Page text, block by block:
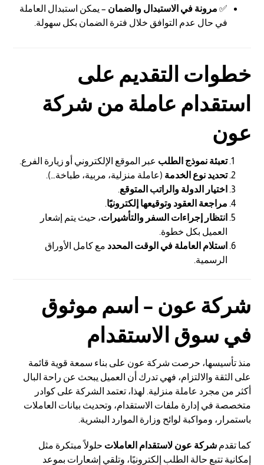
✅ مرونة في الاستبدال والضمان – يمكن استبدال العاملة
في حال عدم التوافق خلال فترة الضمان بكل سهولة.
خطوات التقديم على
استقدام عاملة من شركة
عون
تعبئة نموذج الطلب عبر الموقع الإلكتروني أو زيارة الفرع.
تحديد نوع الخدمة (عاملة منزلية، مربية، طباخة…).
اختيار الدولة والراتب المتوقع.
مراجعة العقود وتوقيعها إلكترونيًا.
انتظار إجراءات السفر والتأشيرات، حيث يتم إشعار
العميل بكل خطوة.
استلام العاملة في الوقت المحدد مع كامل الأوراق
الرسمية.
شركة عون – اسم موثوق
في سوق الاستقدام
منذ تأسيسها، حرصت شركة عون على بناء سمعة قوية قائمة
على الثقة والالتزام، فهي تدرك أن العميل يبحث عن راحة البال
أكثر من مجرد عاملة منزلية. لهذا، تعتمد الشركة على كوادر
متخصصة في إدارة ملفات الاستقدام، وتحديث بيانات العاملات
باستمرار، ومواكبة لوائح وزارة الموارد البشرية.
كما تقدمشركة عون لاستقدام العاملات حلولاً مبتكرة مثل
إمكانية تتبع حالة الطلب إلكترونيًا، وتلقي إشعارات بموعد